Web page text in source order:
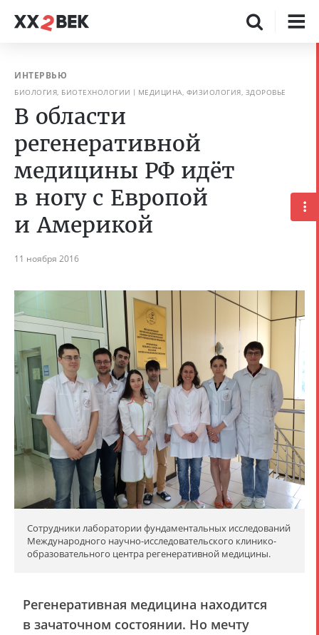
ИНТЕРВЬЮ
БИОЛОГИЯ, БИОТЕХНОЛОГИИ МЕДИЦИНА, ФИЗИОЛОГИЯ, ЗДОРОВЬЕ
В области
регенеративной
медицины РФ идёт
в ногу с Европой
и Америкой
11 ноября 2016
Сотрудники лаборатории фундаментальных исследований
Международного научно-исследовательского клинико-
образовательного центра регенеративной медицины.
Регенеративная медицина находится
в зачаточном состоянии. Но мечту